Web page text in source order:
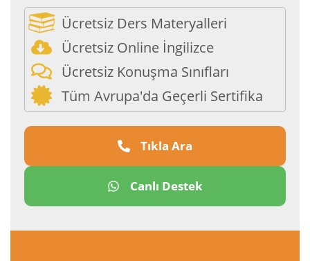
Ücretsiz Ders Materyalleri
Ücretsiz Online İngilizce
Ücretsiz Konuşma Sınıfları
Tüm Avrupa'da Geçerli Sertifika
Tıkla Ara
Canlı Destek